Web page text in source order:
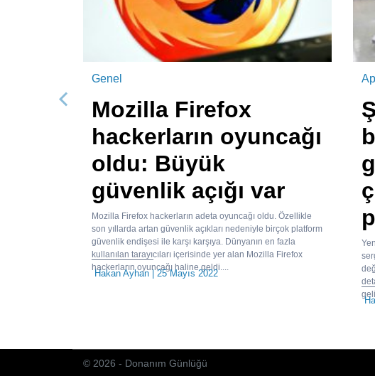
Genel
Mozilla Firefox
hackerların oyuncağı
oldu: Büyük
güvenlik açığı var
Mozilla Firefox hackerların adeta oyuncağı oldu. Özellikle
son yıllarda artan güvenlik açıkları nedeniyle birçok platform
güvenlik endişesi ile karşı karşıya. Dünyanın en fazla
kullanılan tarayıcıları içerisinde yer alan Mozilla Firefox
hackerların oyuncağı haline geldi....
Hakan Ayhan| 25 Mayıs 2022
Önceki
© 2026 - Donanım Günlüğü